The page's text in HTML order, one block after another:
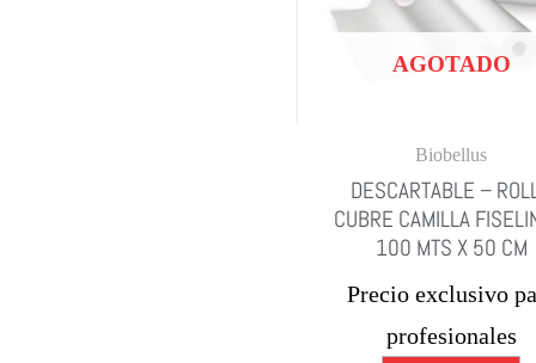
AGOTADO
Biobellus
DESCARTABLE –
CUBRE CAMILLA
100 MTS X 50 CM
Precio exclusivo
profesionales